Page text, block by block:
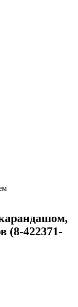
(8-422371-